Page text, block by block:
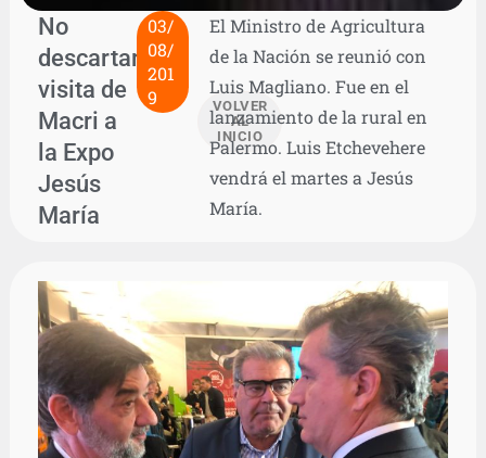
No
descartaron
visita de
Macri a
la Expo
Jesús
María
03/
08/
201
9
VOLVER
AL
INICIO
El Ministro de Agricultura
de la Nación se reunió con
Luis Magliano. Fue en el
lanzamiento de la rural en
Palermo. Luis Etchevehere
vendrá el martes a Jesús
María.